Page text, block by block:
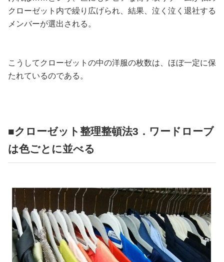
クローゼット内で繰り広げられ、結果、泣く泣く退社する
メンバーが選出される。
こうしてクローゼットの中の洋服の枚数は、ほぼ一定に保
たれているのである。
■クローゼット整理整頓法3．ワードローブ
は色ごとに並べる